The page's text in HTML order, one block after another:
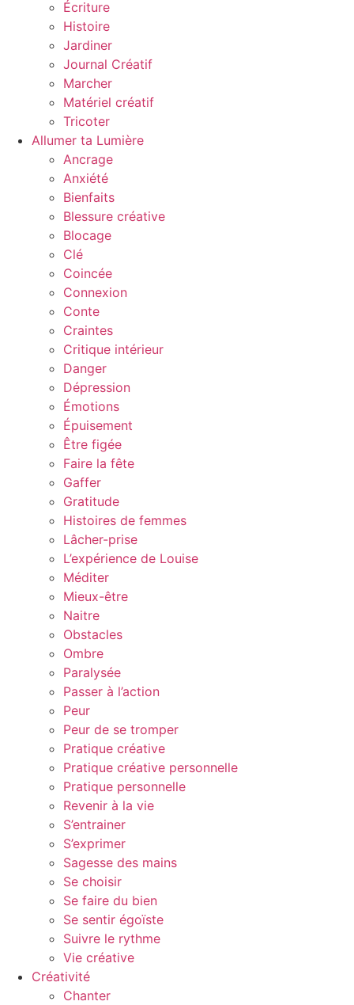
Écriture
Histoire
Jardiner
Journal Créatif
Marcher
Matériel créatif
Tricoter
Allumer ta Lumière
Ancrage
Anxiété
Bienfaits
Blessure créative
Blocage
Clé
Coincée
Connexion
Conte
Craintes
Critique intérieur
Danger
Dépression
Émotions
Épuisement
Être figée
Faire la fête
Gaffer
Gratitude
Histoires de femmes
Lâcher-prise
L’expérience de Louise
Méditer
Mieux-être
Naitre
Obstacles
Ombre
Paralysée
Passer à l’action
Peur
Peur de se tromper
Pratique créative
Pratique créative personnelle
Pratique personnelle
Revenir à la vie
S’entrainer
S’exprimer
Sagesse des mains
Se choisir
Se faire du bien
Se sentir égoïste
Suivre le rythme
Vie créative
Créativité
Chanter